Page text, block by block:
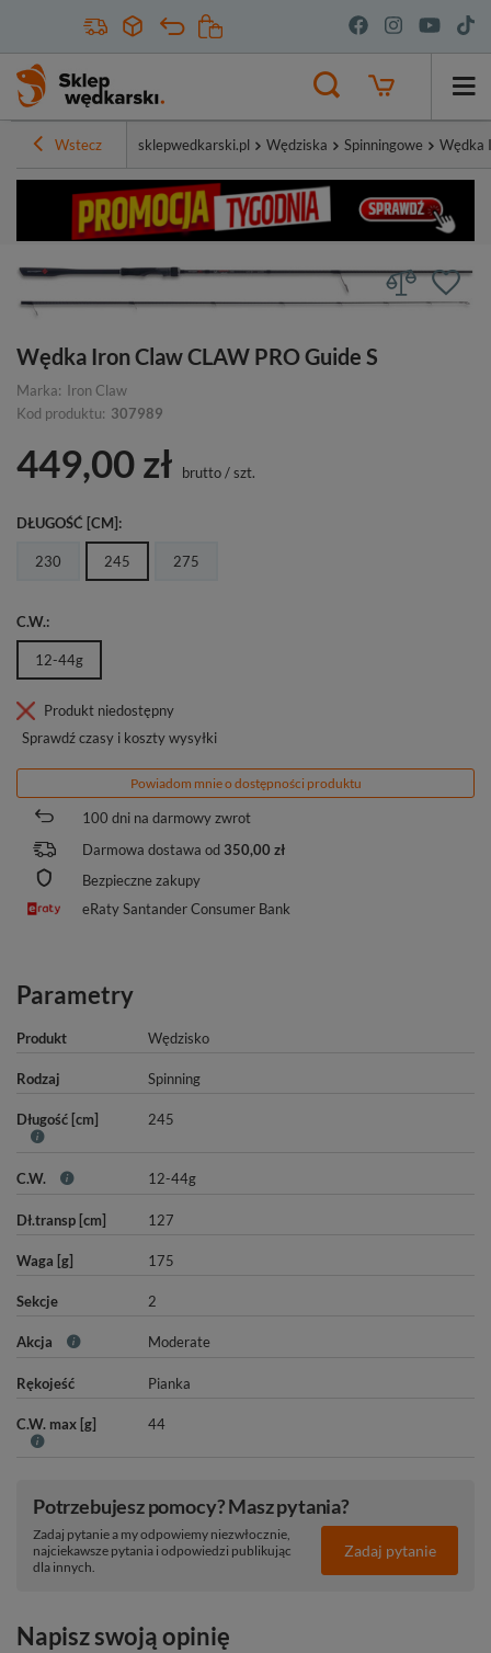
Wstecz sklepwedkarski.pl Wędziska Spinningowe Wędka
Wędka Iron Claw CLAW PRO Guide S
Marka: Iron Claw
Kod produktu: 307989
449,00 zł brutto/szt.
DŁUGOŚĆ [CM]
230 245 275
C.W.
12-44g
Produkt niedostępny
Sprawdź czasy i koszty wysyłki
Powiadom mnie o dostępności produktu
100 dni na darmowy zwrot
Darmowa dostawa od 350,00 zł
Bezpieczne zakupy
eRaty Santander Consumer Bank
Parametry
Produkt Wędzisko
Rodzaj Spinning
Długość [cm] 245
C.W. 12-44g
Dł.transp [cm] 127
Waga [g] 175
Sekcje 2
Akcja Moderate
Rękojeść Pianka
C.W. max [g] 44
Potrzebujesz pomocy? Masz pytania?
Zadaj pytanie a my odpowiemy niezwłocznie,
najciekawsze pytania i odpowiedzi publikując
dla innych.
Zadaj pytanie
Napisz swoją opinię